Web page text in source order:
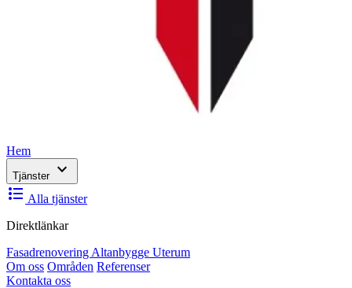
Hem
Tjänster expand_more
format_list_bulleted Alla tjänster
Direktlänkar
Fasadrenovering Altanbygge Uterum
Om oss Områden Referenser
Kontakta oss